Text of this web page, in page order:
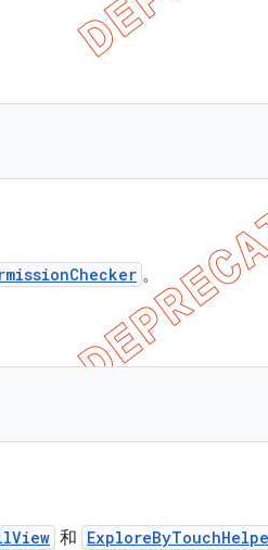
。
和